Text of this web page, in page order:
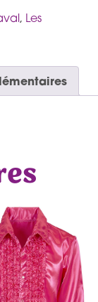
, Les